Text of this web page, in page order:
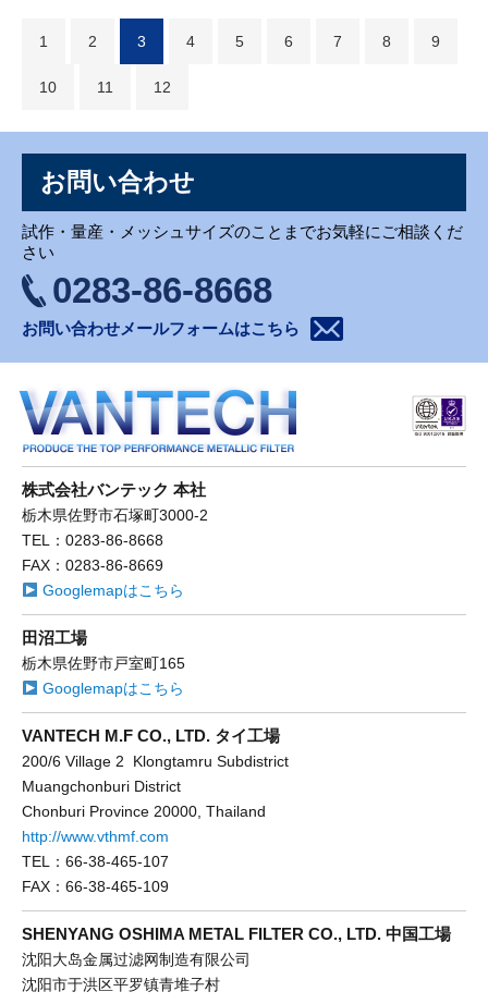
1 2 3 4 5 6 7 8 9
10 11 12
お問い合わせ
試作・量産・メッシュサイズのことまでお気軽にご相談くだ
さい
0283-86-8668
お問い合わせメールフォームはこちら
株式会社バンテック 本社
栃木県佐野市石塚町3000-2
TEL：0283-86-8668
FAX：0283-86-8669
Googlemapはこちら
田沼工場
栃木県佐野市戸室町165
Googlemapはこちら
VANTECH M.F CO., LTD. タイ工場
200/6 Village 2 Klongtamru Subdistrict
Muangchonburi District
Chonburi Province 20000, Thailand
http://www.vthmf.com
TEL：66-38-465-107
FAX：66-38-465-109
SHENYANG OSHIMA METAL FILTER CO., LTD. 中国工場
沈阳大岛金属过滤网制造有限公司
沈阳市于洪区平罗镇青堆子村